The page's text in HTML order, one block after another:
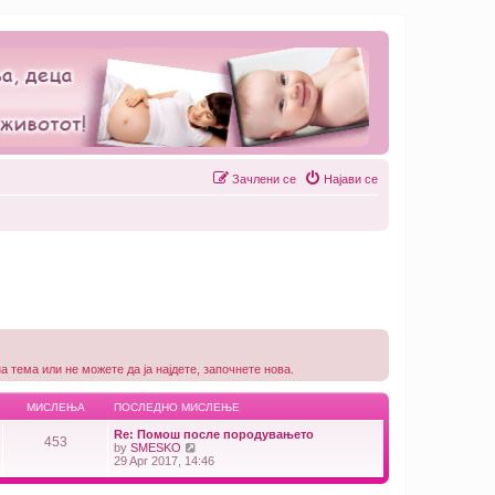
Најави се
Зачлени се
или не можете да ја најдете, започнете нова.
МИСЛЕЊА ПОСЛЕДНО МИСЛЕЊЕ
453
Re: Помош после породувањето
by SMESKO
i
w
29 Apr 2017, 14:46